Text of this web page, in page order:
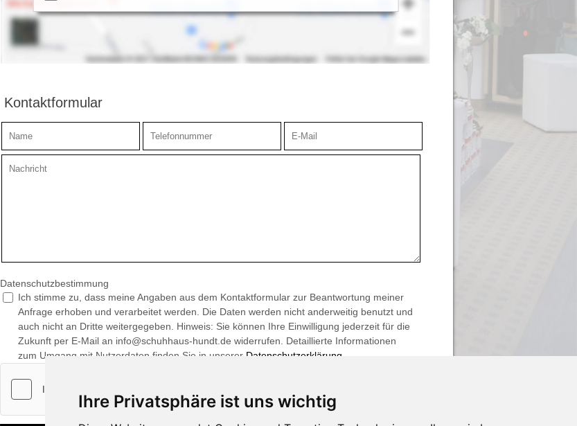
Ihre Privatsphäre ist uns wichtig
Kontaktformular
Datenschutzbestimmung
Ich stimme zu, dass meine Angaben aus dem Kontaktformular zur Beantwortung meiner
Anfrage erhoben und verarbeitet werden. Die Daten werden nicht anderweitig benutzt und
auch nicht an Dritte weitergegeben. Hinweis: Sie können Ihre Einwilligung jederzeit für die
Zukunft per E-Mail an info@schuhhaus-hundt.de widerrufen. Detaillierte Informationen
zum Umgang mit Nutzerdaten finden Sie in unserer Datenschutzerklärung